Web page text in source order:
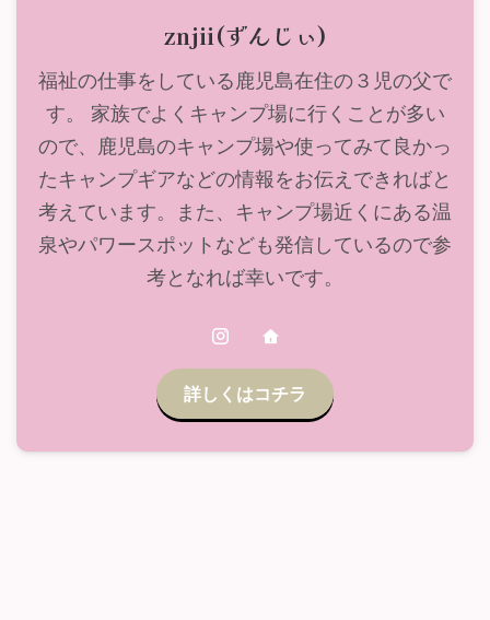
znjii(ずんじぃ)
福祉の仕事をしている鹿児島在住の３児の父で
す。 家族でよくキャンプ場に行くことが多い
ので、鹿児島のキャンプ場や使ってみて良かっ
たキャンプギアなどの情報をお伝えできればと
考えています。また、キャンプ場近くにある温
泉やパワースポットなども発信しているので参
考となれば幸いです。
詳しくはコチラ